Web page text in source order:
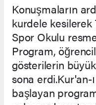
Konuşmaların
kurdele kesilerek
Spor Okulu
Program,
gösterilerin
sona erdi.Kur'an-
başlayan